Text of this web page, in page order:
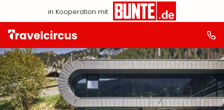
in Kooperation mit